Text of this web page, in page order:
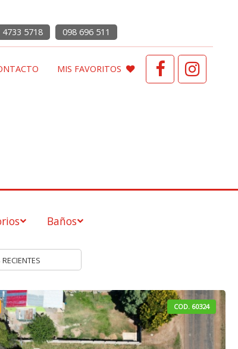
4733 5718 098 696 511
MIS FAVORITOS
Baños
COD. 60324